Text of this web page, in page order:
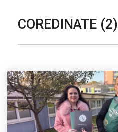
COREDINATE (2)